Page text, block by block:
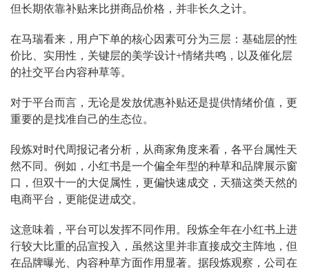
但长期依靠补贴来比拼商品价格，并非长久之计。
在马瑞看来，用户下单的核心因素可分为三层：基础层的性
价比、实用性，关键层的美学设计+情绪共鸣，以及催化层
的社交平台内容种草等。
对于平台而言，无论是发放优惠补贴还是提供情绪价值，更
重要的是找准自己的生态位。
段炼对时代周报记者分析，从商家角度来看，各平台属性天
然不同。例如，小红书是一个偏全年型的种草和品牌展示窗
口，但双十一的大促属性，更偏快速成交，天猫这类天然的
电商平台，更能促进成交。
这意味着，平台可以发挥不同作用。段炼全年在小红书上进
行较大比重的品宣投入，虽然这里并非直接成交主阵地，但
在品牌曝光、内容种草方面作用显著。据段炼观察，公司在